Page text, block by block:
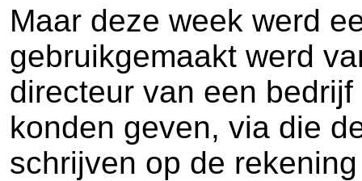
Maar deze week werd
gebruikgemaakt werd
directeur van een
konden geven, via die
schrijven op de